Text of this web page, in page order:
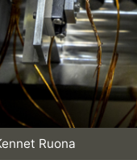
Ruona